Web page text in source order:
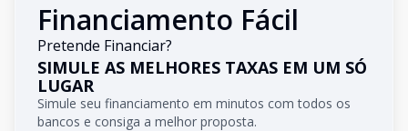
Financiamento Fácil
Pretende Financiar?
SIMULE AS MELHORES TAXAS EM UM SÓ
LUGAR
Simule seu financiamento em minutos com todos os
bancos e consiga a melhor proposta.